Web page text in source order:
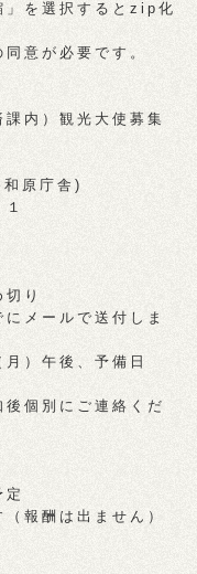
」を選択するとzip化
意が必要です。
内）観光大使募集
原庁舎)
り
メールで送付しま
月）午後、予備日
個別にご連絡くだ
定
報酬は出ません）